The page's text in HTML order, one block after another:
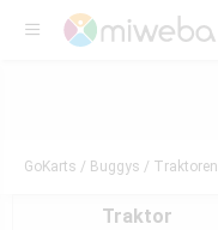
GoKarts / Buggys / Traktoren
Traktor